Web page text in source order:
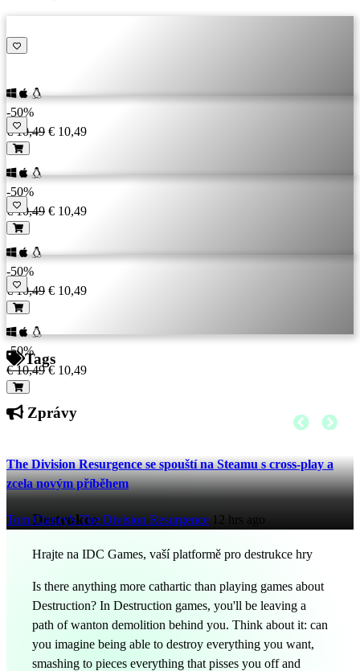
-50%
€ 10,49 € 10,49
-50%
€ 10,49 € 10,49
-50%
€ 10,49 € 10,49
-50%
€ 10,49 € 10,49
Tags
Zprávy
The Division Resurgence se spouští na Steamu s cross-play a
zcela novým příběhem
Tom Clancy's The Division Resurgence 12 hrs ago
Destrukce
Hrajte na IDC Games, vaší platformě pro destrukce hry
Is there anything more cathartic than playing games about
Destruction? In Destruction games, you'll be leaving a
path of wanton demolition behind you. Think about it: can
you imagine being able to destroy everything you want,
smashing to pieces everything that pisses you off and